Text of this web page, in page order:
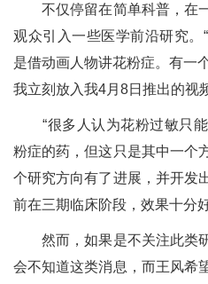
不仅停留在简单科普，在
观众引入一些医学前沿研究。
是借动画人物讲花粉症。有一
我立刻放入我4月8日推出的视
“很多人认为花粉过敏只能
粉症的药，但这只是其中一个
个研究方向有了进展，并开发
前在三期临床阶段，效果十分
然而，如果是不关注此类
会不知道这类消息，而王风希